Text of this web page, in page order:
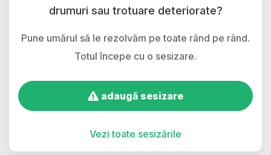
drumuri sau trotuare deteriorate?
Pune umărul să le rezolvăm pe toate rând pe rând.
Totul începe cu o sesizare.
adaugă sesizare
Vezi toate sesizările